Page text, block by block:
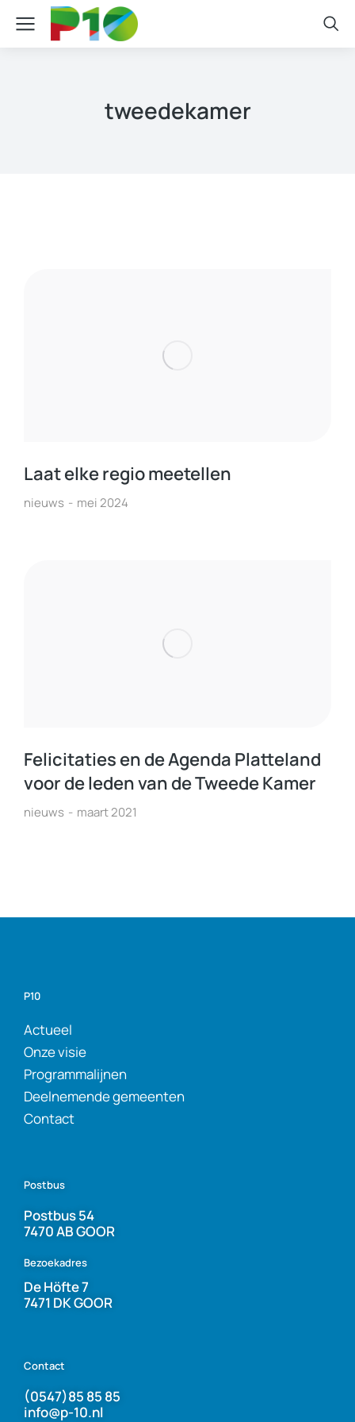
tweedekamer
Laat elke regio meetellen
nieuws mei 2024
Felicitaties en de Agenda Platteland
voor de leden van de Tweede Kamer
nieuws maart 2021
P10
Actueel
Onze visie
Programmalijnen
Deelnemende gemeenten
Contact
Postbus
Postbus 54
7470 AB GOOR
Bezoekadres
De Höfte 7
7471 DK GOOR
Contact
(0547)85 85 85
info@p-10.nl